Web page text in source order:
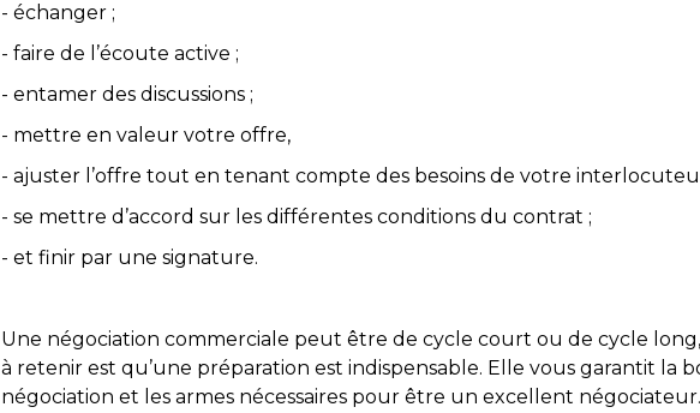
- échanger ;
- faire de l’écoute active ;
- entamer des discussions ;
- mettre en valeur votre offre,
- ajuster l’offre tout en tenant compte des besoins de votre
- se mettre d’accord sur les différentes conditions du contrat ;
- et finir par une signature.
Une négociation commerciale peut être de cycle court ou de cycle
à retenir est qu’une préparation est indispensable. Elle vous garantit la
négociation et les armes nécessaires pour être un excellent négociateur.